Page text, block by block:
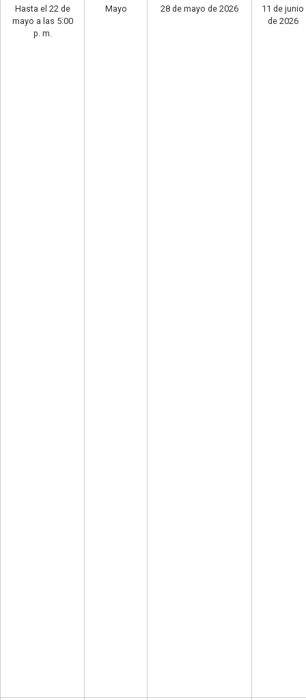
Hasta el 22 de
mayo a las 5:00
p. m.
Mayo 28 de mayo de 2026
11 de junio
de 2026